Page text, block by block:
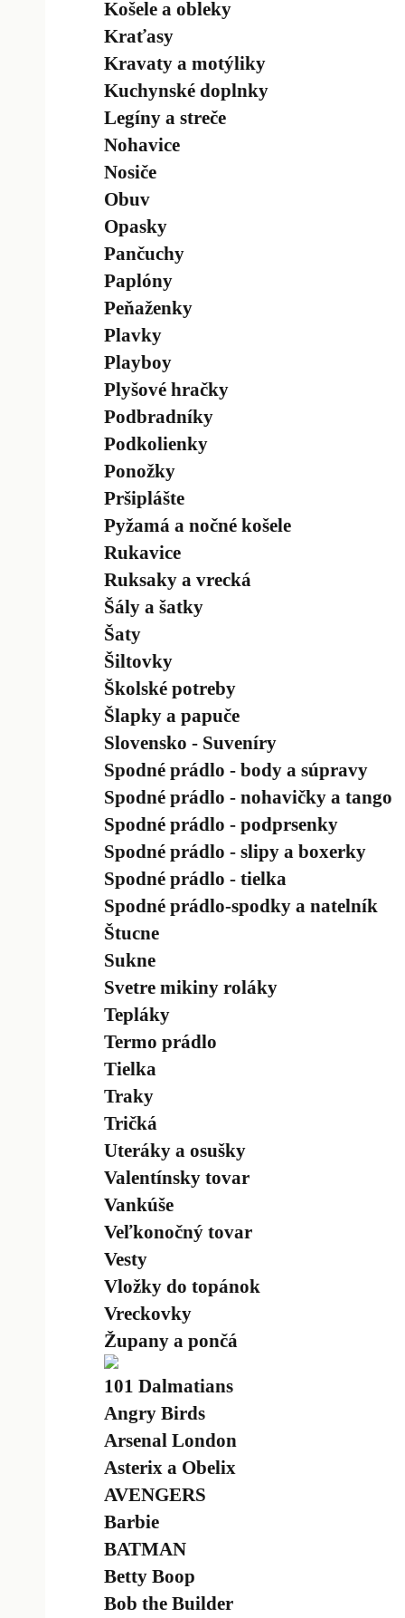
Košele a obleky
Kraťasy
Kravaty a motýliky
Kuchynské doplnky
Legíny a streče
Nohavice
Nosiče
Obuv
Opasky
Pančuchy
Paplóny
Peňaženky
Plavky
Playboy
Plyšové hračky
Podbradníky
Podkolienky
Ponožky
Pršiplášte
Pyžamá a nočné košele
Rukavice
Ruksaky a vrecká
Šály a šatky
Šaty
Šiltovky
Školské potreby
Šlapky a papuče
Slovensko - Suveníry
Spodné prádlo - body a súpravy
Spodné prádlo - nohavičky a tango
Spodné prádlo - podprsenky
Spodné prádlo - slipy a boxerky
Spodné prádlo - tielka
Spodné prádlo-spodky a natelník
Štucne
Sukne
Svetre mikiny roláky
Tepláky
Termo prádlo
Tielka
Traky
Tričká
Uteráky a osušky
Valentínsky tovar
Vankúše
Veľkonočný tovar
Vesty
Vložky do topánok
Vreckovky
Župany a pončá
101 Dalmatians
Angry Birds
Arsenal London
Asterix a Obelix
AVENGERS
Barbie
BATMAN
Betty Boop
Bob the Builder